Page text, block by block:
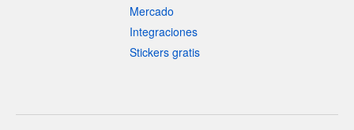
Mercado
Integraciones
Stickers gratis